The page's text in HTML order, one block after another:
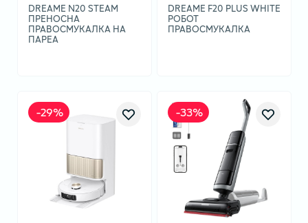
DREAME N20 STEAM
ПРЕНОСНА
ПРАВОСМУКАЛКА НА
ПАРЕА
DREAME F20 PLUS WHITE
РОБОТ
ПРАВОСМУКАЛКА
-29% -33%